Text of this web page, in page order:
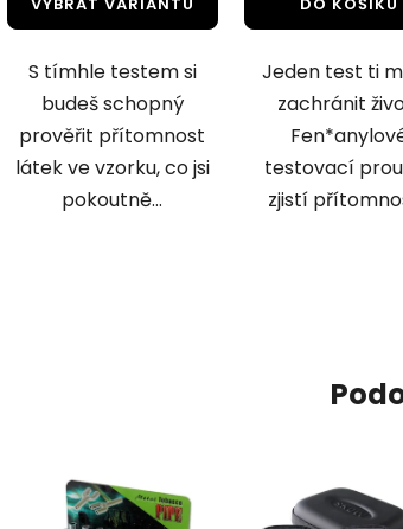
VYBRAT VARIANTU
S tímhle testem si
budeš schopný
prověřit přítomnost
látek ve vzorku, co jsi
pokoutně...
DO KOŠÍKU
Jeden test ti
zachránit
testovací
zjistí